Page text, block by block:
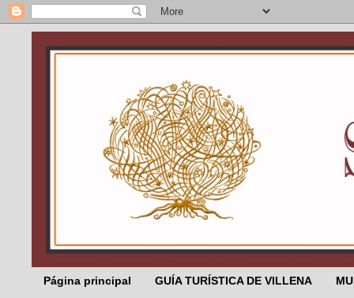
Página principal GUÍA TURÍSTICA DE VILLENA